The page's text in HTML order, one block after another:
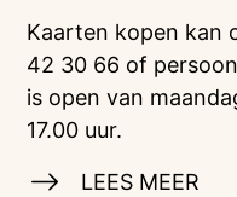
Kaarten kopen kan
42 30 66 of
is open van
17.00 uur.
LEES MEER